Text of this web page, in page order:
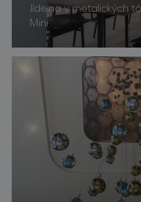
Jídelna v metalických
Mini